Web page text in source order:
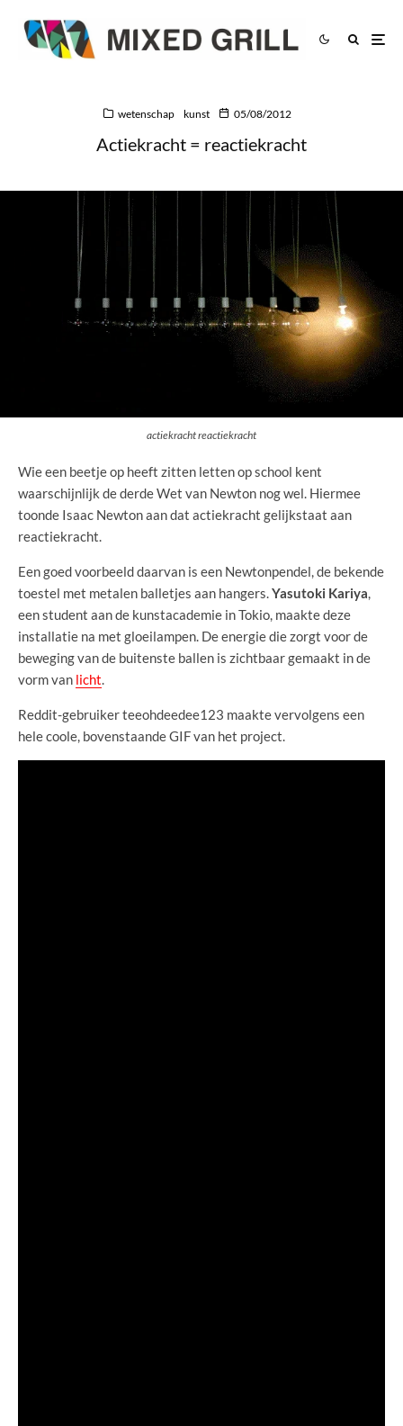
wetenschap kunst 05/08/2012
Actiekracht = reactiekracht
actiekracht reactiekracht
Wie een beetje op heeft zitten letten op school kent
waarschijnlijk de derde Wet van Newton nog wel. Hiermee
toonde Isaac Newton aan dat actiekracht gelijkstaat aan
reactiekracht.
Een goed voorbeeld daarvan is een Newtonpendel, de bekende
toestel met metalen balletjes aan hangers.Yasutoki Kariya,
een student aan de kunstacademie in Tokio, maakte deze
installatie na met gloeilampen. De energie die zorgt voor de
beweging van de buitenste ballen is zichtbaar gemaakt in de
vorm van licht.
Reddit-gebruiker teeohdeedee123 maakte vervolgens een
hele coole, bovenstaande GIF van het project.